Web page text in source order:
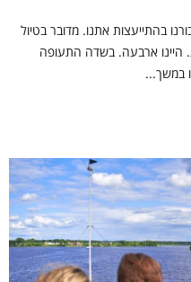
בהתייעצות אתנו. מדובר בטיול
היינו ארבעה. בשדה התעופה
במשך...